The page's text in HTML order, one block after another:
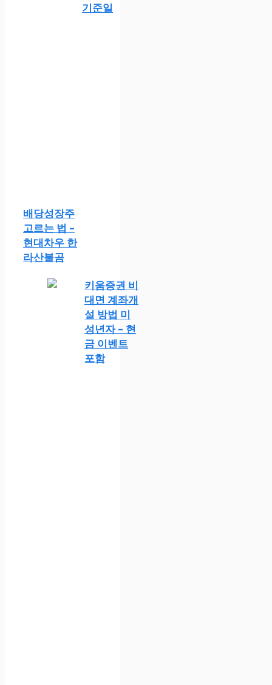
기준일
배당성장주
고르는 법 –
현대차우 한
라산불곰
키움증권 비
대면 계좌개
설 방법 미
성년자 – 현
금 이벤트
포함